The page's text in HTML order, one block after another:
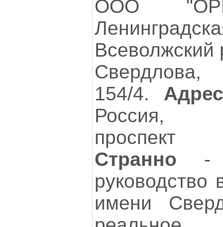
ООО
Всеволжский
154/4.
Россия,
проспект
Странно -
руководство
имени